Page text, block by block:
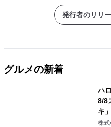
発行者のリリ
グルメの新着
ハ
8/8
キ
株式